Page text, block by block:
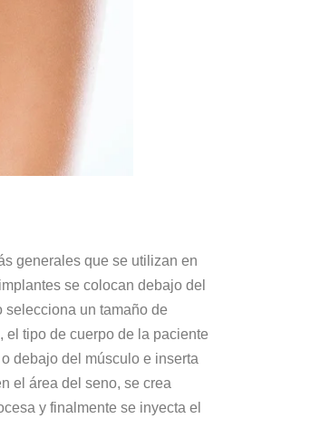
generales que se utilizan en
se colocan debajo del
un tamaño de
tipo de cuerpo de la paciente
debajo del músculo e inserta
el área del seno, se crea
y finalmente se inyecta el